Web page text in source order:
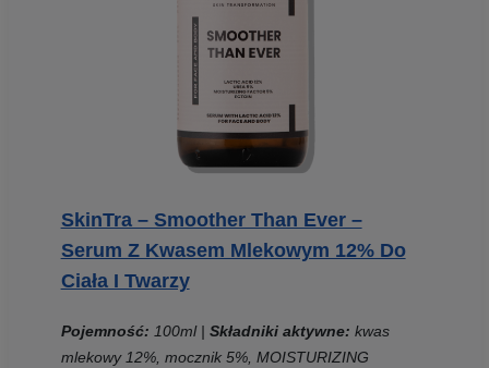
SkinTra – Smoother Than Ever –
Serum Z Kwasem Mlekowym 12% Do
Ciała I Twarzy
Pojemność: 100ml | Składniki aktywne: kwas
mlekowy 12%, mocznik 5%, MOISTURIZING